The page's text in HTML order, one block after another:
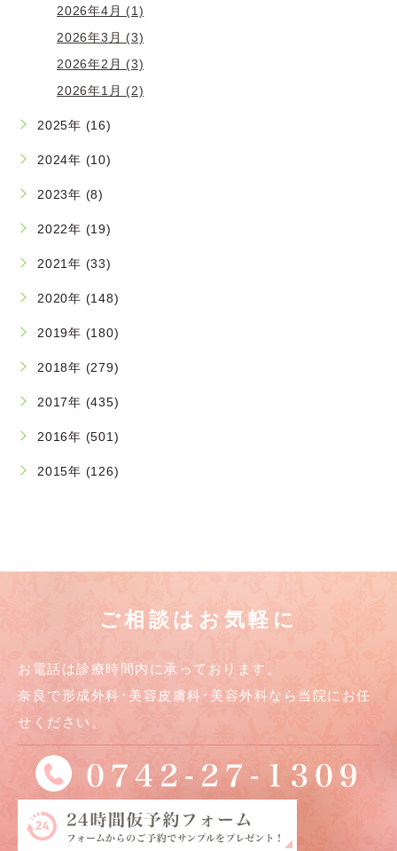
2026年4月 (1)
2026年3月 (3)
2026年2月 (3)
2026年1月 (2)
2025年 (16)
2024年 (10)
2023年 (8)
2022年 (19)
2021年 (33)
2020年 (148)
2019年 (180)
2018年 (279)
2017年 (435)
2016年 (501)
2015年 (126)
ご相談はお気軽に
お電話は診療時間内に承っております。
奈良で形成外科･美容皮膚科･美容外科なら当院にお任
せください。